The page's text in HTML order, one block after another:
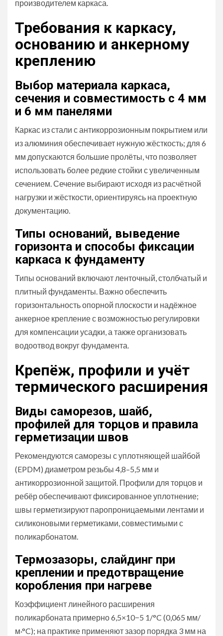
производителем каркаса.
Требования к каркасу,
основанию и анкерному
креплению
Выбор материала каркаса,
сечения и совместимость с 4 мм
и 6 мм панелями
Каркас из стали с антикоррозионным покрытием или
из алюминия обеспечивает нужную жёсткость; для 6
мм допускаются большие пролёты, что позволяет
использовать более редкие стойки с увеличенным
сечением. Сечение выбирают исходя из расчётной
нагрузки и жёсткости, ориентируясь на проектную
документацию.
Типы оснований, выведение
горизонта и способы фиксации
каркаса к фундаменту
Типы оснований включают ленточный, столбчатый и
плитный фундаменты. Важно обеспечить
горизонтальность опорной плоскости и надёжное
анкерное крепление с возможностью регулировки
для компенсации усадки, а также организовать
водоотвод вокруг фундамента.
Крепёж, профили и учёт
термического расширения
Виды саморезов, шайб,
профилей для торцов и правила
герметизации швов
Рекомендуются саморезы с уплотняющей шайбой
(EPDM) диаметром резьбы 4,8–5,5 мм и
антикоррозионной защитой. Профили для торцов и
ребёр обеспечивают фиксированное уплотнение;
швы герметизируют паропроницаемыми лентами и
силиконовыми герметиками, совместимыми с
поликарбонатом.
Термозазоры, слайдинг при
креплении и предотвращение
коробления при нагреве
Коэффициент линейного расширения
поликарбоната примерно 6,5×10−5 1/°C (0,065 мм/
м·°C); на практике применяют зазор порядка 3 мм на